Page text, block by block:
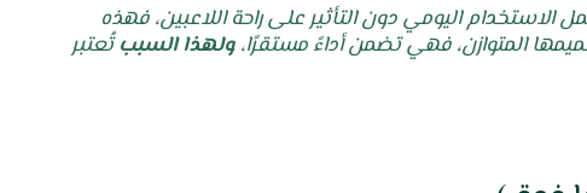
الاستخدام اليومي دون التأثير على راحة اللاعبين، فهذه
المتوازن، فهي تضمن أداءً مستقرًا،ولهذا السببتُعتبر